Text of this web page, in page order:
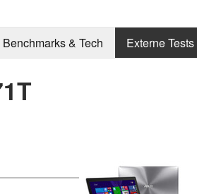
Benchmarks & Tech Externe Tests